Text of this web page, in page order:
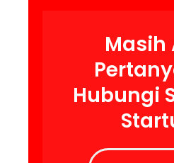
Masih
Hubungi